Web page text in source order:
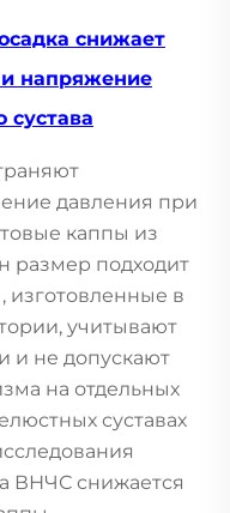
снижает
напряжение
сустава
давления при
каппы из
размер подходит
изготовленные в
учитывают
и не допускают
на отдельных
суставах
ВНЧС снижается